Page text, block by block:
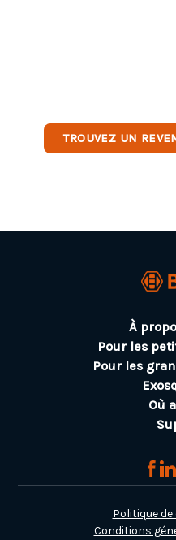
TROUVEZ UN
À
Pour les
Pour les
Où
Politique
Conditions